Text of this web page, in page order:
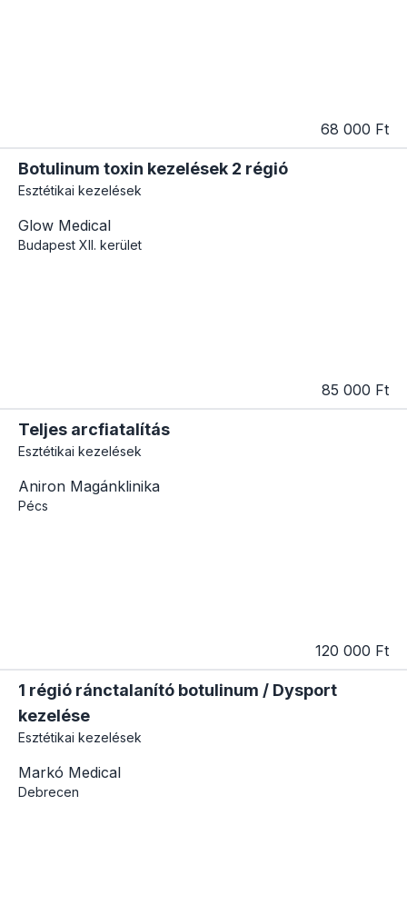
68 000 Ft
Botulinum toxin kezelések 2 régió
Esztétikai kezelések
Glow Medical
Budapest XII. kerület
85 000 Ft
Teljes arcfiatalítás
Esztétikai kezelések
Aniron Magánklinika
Pécs
120 000 Ft
1 régió ránctalanító botulinum / Dysport
kezelése
Esztétikai kezelések
Markó Medical
Debrecen